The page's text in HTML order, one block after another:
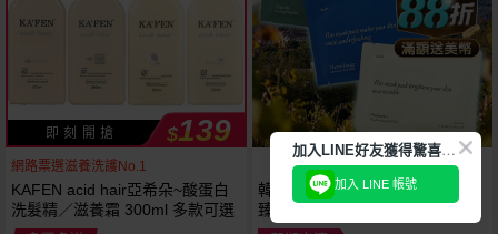
即 刻 開 搶 $139
網路票選滋養洗護No.1
KAFEN acid hair亞希朵~酸蛋白
洗髮精／滋養霜 300ml 多款可選
韓國 aroh 艾洛~海洋水活保濕／
臻護提亮／積雪草清爽面膜(單片
25ml) 款式可選
加
入LINE好友獲得驚喜折扣!
加入 LINE 帳號